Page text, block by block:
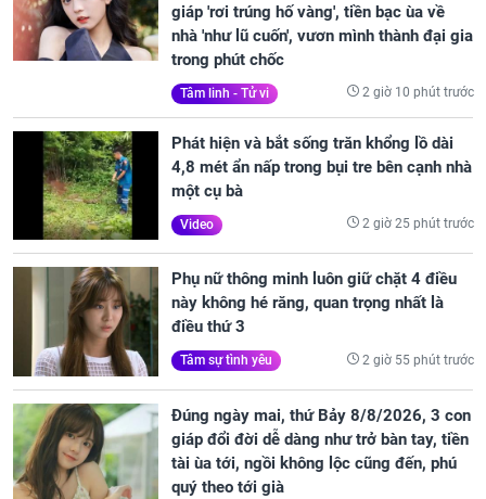
giáp 'rơi trúng hố vàng', tiền bạc ùa về
nhà 'như lũ cuốn', vươn mình thành đại gia
trong phút chốc
Tâm linh - Tử vi 2 giờ 10 phút trước
Phát hiện và bắt sống trăn khổng lồ dài
4,8 mét ẩn nấp trong bụi tre bên cạnh nhà
một cụ bà
Video 2 giờ 25 phút trước
Phụ nữ thông minh luôn giữ chặt 4 điều
này không hé răng, quan trọng nhất là
điều thứ 3
Tâm sự tình yêu 2 giờ 55 phút trước
Đúng ngày mai, thứ Bảy 8/8/2026, 3 con
giáp đổi đời dễ dàng như trở bàn tay, tiền
tài ùa tới, ngồi không lộc cũng đến, phú
quý theo tới già